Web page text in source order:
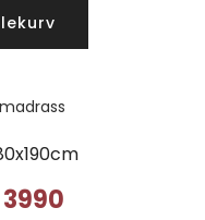
kr3990.
3990